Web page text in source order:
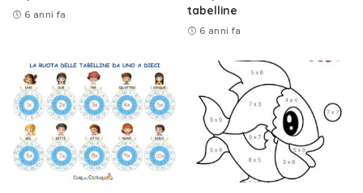
6 anni fa
tabelline
6 anni fa